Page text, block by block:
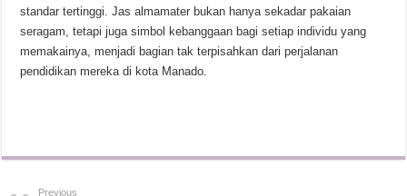
standar tertinggi. Jas almamater bukan hanya sekadar pakaian
seragam, tetapi juga simbol kebanggaan bagi setiap individu yang
memakainya, menjadi bagian tak terpisahkan dari perjalanan
pendidikan mereka di kota Manado.
Previous